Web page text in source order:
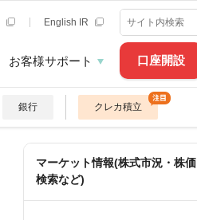
口座開設
English IR
お客様サポート
銀行 クレカ積立
マーケット情報(株式市況・株価
検索など)